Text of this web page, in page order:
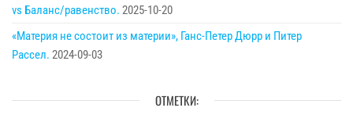
vs Баланс/равенство. 2025-10-20
«Материя не состоит из материи», Ганс-Петер Дюрр и Питер
Рассел. 2024-09-03
ОТМЕТКИ: